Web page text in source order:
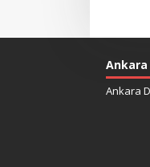
Ankara
Ankara